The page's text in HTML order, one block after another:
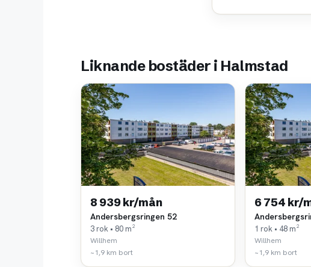
Liknande bostäder i Halmstad
8 939 kr/mån
Andersbergsringen 52
3 rok • 80 m²
Willhem
~1,9 km bort
6 754 kr/
1 rok • 48 m²
Willhem
~1,9 km bort